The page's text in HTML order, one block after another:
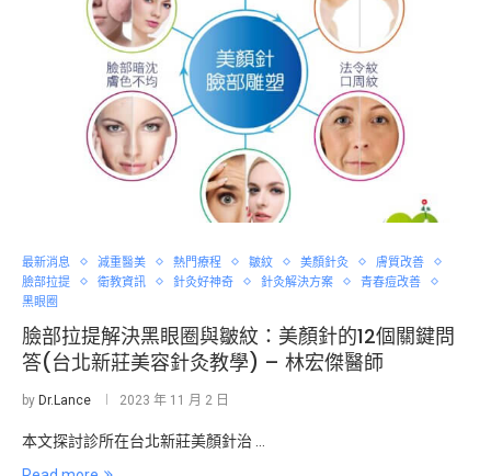
最新消息 減重醫美 熱門療程 皺紋 美顏針灸
膚質改善
臉部拉提
衛教資訊 針灸好神奇 針灸解決方案
青春痘改善
黑眼圈
臉部拉提解決黑眼圈與皺紋：美顏針的12個關鍵問
答(台北新莊美容針灸教學) – 林宏傑醫師
by Dr.Lance 2023 年 11 月 2 日
本文探討診所在台北新莊美顏針治 …